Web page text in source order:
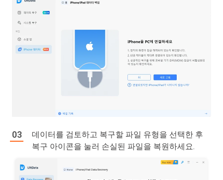
데이터를 검토하고 복구할 파일 유형을 선택한 후
복구 아이콘을 눌러 손실된 파일을 복원하세요.